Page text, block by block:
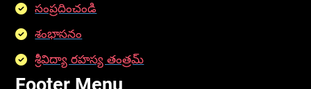
సంప్రదించండి
శంభాసనం
శ్రీవిద్యా రహస్య తంత్రమ్